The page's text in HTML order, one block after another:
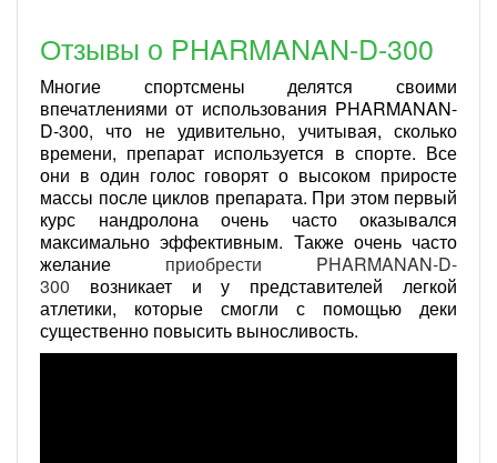
Отзывы о PHARMANAN-D-300
Многие спортсмены делятся своими
впечатлениями от использования PHARMANAN-
D-300, что не удивительно, учитывая, сколько
времени, препарат используется в спорте. Все
они в один голос говорят о высоком приросте
массы после циклов препарата. При этом первый
курс нандролона очень часто оказывался
максимально эффективным. Также очень часто
желание приобрести PHARMANAN-D-
300 возникает и у представителей легкой
атлетики, которые смогли с помощью деки
существенно повысить выносливость.